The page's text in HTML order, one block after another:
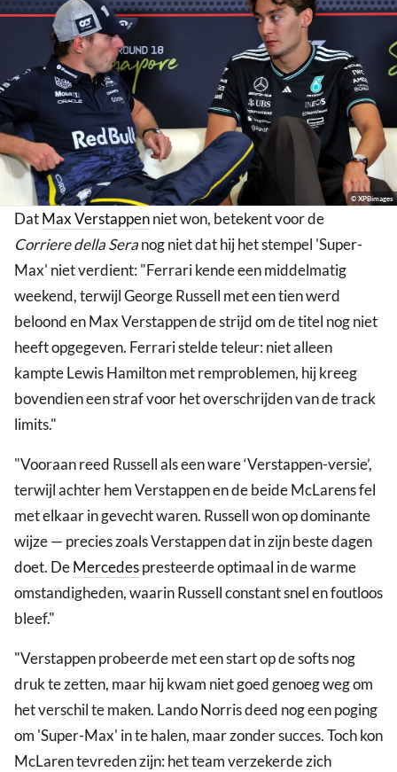
© XPBimages
DatMax Verstappenniet won, betekent voor de
Corriere della Seranog niet dat hij het stempel 'Super-
Max' niet verdient: "Ferrari kende een middelmatig
weekend, terwijl George Russell met een tien werd
beloond en Max Verstappen de strijd om de titel nog niet
heeft opgegeven. Ferrari stelde teleur: niet alleen
kampte Lewis Hamilton met remproblemen, hij kreeg
bovendien een straf voor het overschrijden van de track
limits."
"Vooraan reed Russell als een ware ‘Verstappen-versie’,
terwijl achter hem Verstappen en de beide McLarens fel
met elkaar in gevecht waren. Russell won op dominante
wijze — precies zoals Verstappen dat in zijn beste dagen
doet. DeMercedespresteerde optimaal in de warme
omstandigheden, waarin Russell constant snel en foutloos
bleef."
"Verstappen probeerde met een start op de softs nog
druk te zetten, maar hij kwam niet goed genoeg weg om
het verschil te maken. Lando Norris deed nog een poging
om 'Super-Max' in te halen, maar zonder succes. Toch kon
McLaren tevreden zijn: het team verzekerde zich